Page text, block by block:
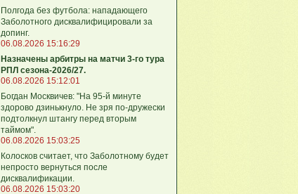
Полгода без футбола: нападающего
Заболотного дисквалифицировали за
допинг.
06.08.2026 15:16:29
Назначены арбитры на матчи 3-го тура
РПЛ сезона-2026/27.
06.08.2026 15:12:01
Богдан Москвичев: "На 95‑й минуте
здорово дзинькнуло. Не зря по‑дружески
подтолкнул штангу перед вторым
таймом".
06.08.2026 15:03:25
Колосков считает, что Заболотному будет
непросто вернуться после
дисквалификации.
06.08.2026 15:03:20